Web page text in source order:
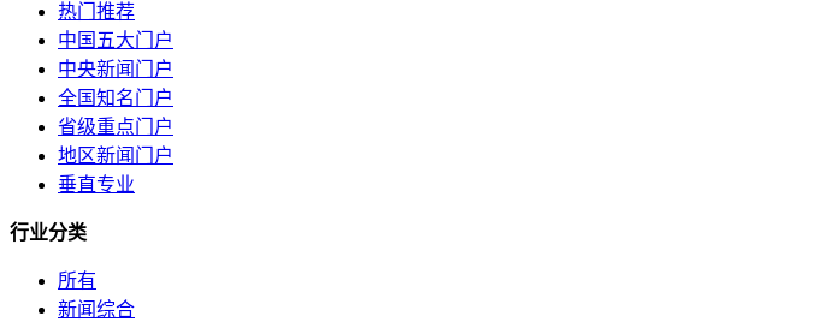
热门推荐
中国五大门户
中央新闻门户
全国知名门户
省级重点门户
地区新闻门户
垂直专业
行业分类
所有
新闻综合